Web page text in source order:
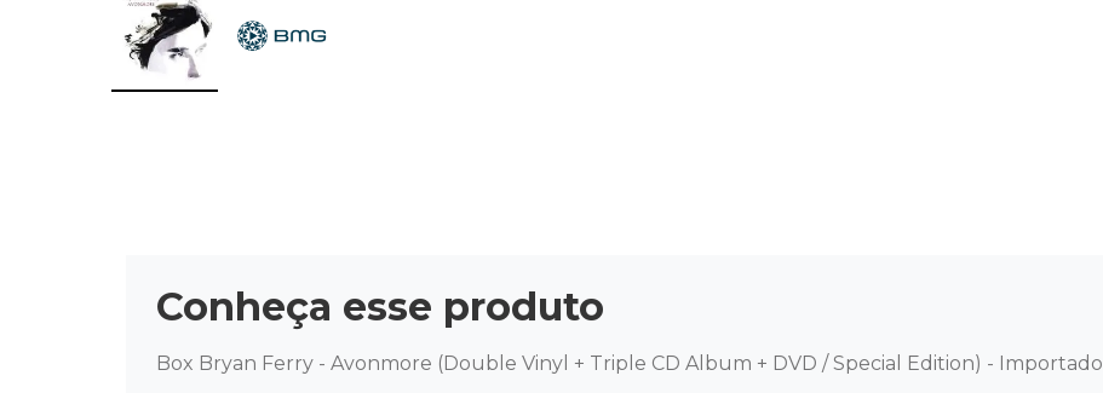
Conheça esse produto
Box Bryan Ferry - Avonmore (Double Vinyl + Triple CD Album + DVD / Special Edition) - Importado